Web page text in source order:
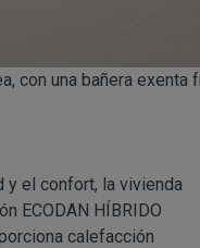
con una bañera
y el confort, la vivienda
ECODAN HÍBRIDO
calefacción